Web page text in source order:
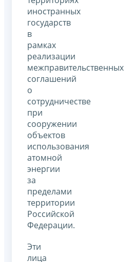
иностранных
государств
в
рамках
реализации
межправительственных
соглашений
о
сотрудничестве
при
сооружении
объектов
использования
атомной
энергии
за
пределами
территории
Российской
Федерации.
Эти
лица